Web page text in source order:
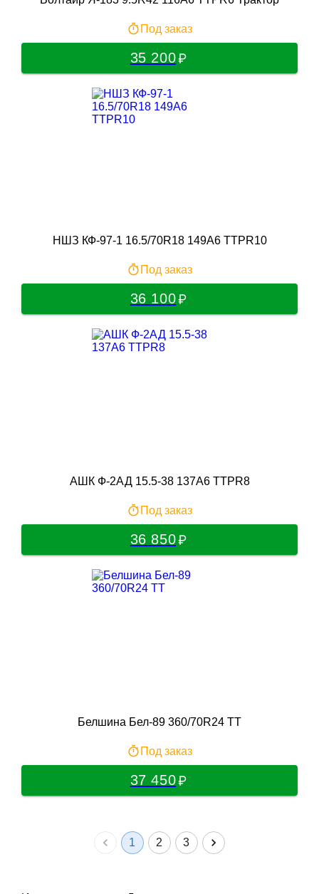
Под заказ
35 200
НШЗ КФ-97-1 16.5/70R18 149A6 TTPR10
Под заказ
36 100
АШК Ф-2АД 15.5-38 137A6 TTPR8
Под заказ
36 850
Белшина Бел-89 360/70R24 TT
Под заказ
37 450
1 2 3